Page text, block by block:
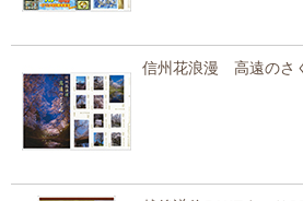
信州花浪漫 高遠のさ